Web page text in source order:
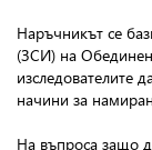
Наръчникът се
(ЗСИ) на
изследователите
начини за
На въпроса защо